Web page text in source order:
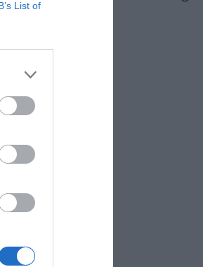
List of